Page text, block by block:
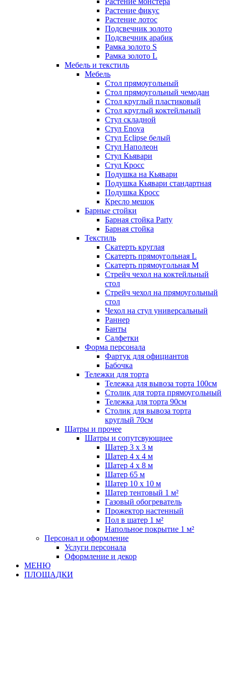
Растение фикус
Растение лотос
Подсвечник золото
Подсвечник арабик
Рамка золото S
Рамка золото L
Мебель и текстиль
Мебель
Стол прямоугольный
Стол прямоугольный чемодан
Стол круглый пластиковый
Стол круглый коктейльный
Стул складной
Стул Enova
Стул Eclipse белый
Стул Наполеон
Стул Кьявари
Стул Кросс
Подушка на Кьявари
Подушка Кьявари стандартная
Подушка Кросс
Кресло мешок
Барные стойки
Барная стойка Party
Барная стойка
Текстиль
Скатерть круглая
Скатерть прямоугольная L
Скатерть прямоугольная M
Стрейч чехол на коктейльный
стол
Стрейч чехол на прямоугольный
стол
Чехол на стул универсальный
Раннер
Банты
Салфетки
Форма персонала
Фартук для официантов
Бабочка
Тележки для торта
Тележка для вывоза торта 100см
Столик для торта прямоугольный
Тележка для торта 90см
Столик для вывоза торта
круглый 70см
Шатры и прочее
Шатры и сопутсвующиее
Шатер 3 х 3 м
Шатер 4 х 4 м
Шатер 4 х 8 м
Шатер 65 м
Шатер 10 х 10 м
Шатер тентовый 1 м²
Газовый обогреватель
Прожектор настенный
Пол в шатер 1 м²
Напольное покрытие 1 м²
Персонал и оформление
Услуги персонала
Оформление и декор
МЕНЮ
ПЛОЩАДКИ